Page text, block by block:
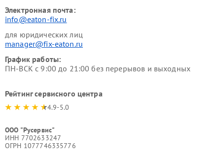
Электронная почта:
info@eaton-fix.ru
для юридических лиц
manager@fix-eaton.ru
График работы:
ПН-ВСК с 9:00 до 21:00 без перерывов и выходных
Рейтинг сервисного центра
4.9-5.0
ООО "Русервис"
ИНН 7702633247
ОГРН 1077746335776